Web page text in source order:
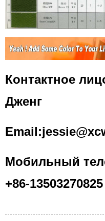
Контактное
Дженг
Мобильный
+86-13503270825